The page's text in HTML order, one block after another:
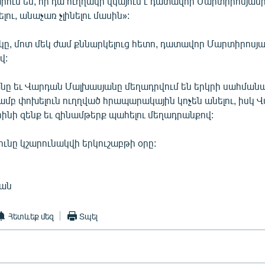
անաչառ չլինելու մասին»:
մոտ մեկ ժամ քննարկելուց հետո, դատավոր
եւ Վարդան Մալխասյանը մեղադրվում են երկրի
փոխելուն ուղղված հրապարակային կոչեն անելու, իսկ
զենք եւ զինամթերք պահելու մեղադրանքով:
կշարունակվի երկուշաբթի օրը:
Հետևեք մեզ Տպել